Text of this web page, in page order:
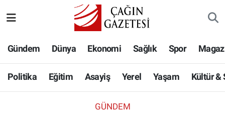
Gündem Dünya Ekonomi Sağlık Spor
Politika Eğitim Asayiş Yerel Yaşam Kültür &
GÜNDEM
Eğitim
Asayiş
Hava Durumu
Namaz Vakitleri